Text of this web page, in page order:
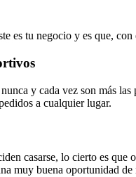
es tu negocio y es que,
y cada vez son más
a cualquier lugar.
casarse, lo cierto es
muy buena oportunidad de